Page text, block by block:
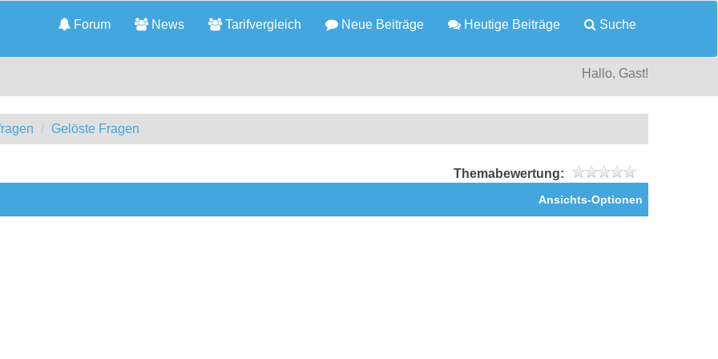
Forum News Tarifvergleich Neue Beiträge Heutige Beiträge Suche
Hallo, Gast!
Gelöste Fragen
Themabewertung:
Ansichts-Optionen